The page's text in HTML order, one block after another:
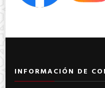
INFORMACIÓN DE